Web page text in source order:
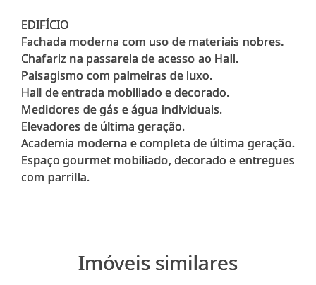
EDIFÍCIO
Fachada moderna com uso de materiais nobres.
Chafariz na passarela de acesso ao Hall.
Paisagismo com palmeiras de luxo.
Hall de entrada mobiliado e decorado.
Medidores de gás e água individuais.
Elevadores de última geração.
Academia moderna e completa de última geração.
Espaço gourmet mobiliado, decorado e entregues
com parrilla.
Imóveis similares